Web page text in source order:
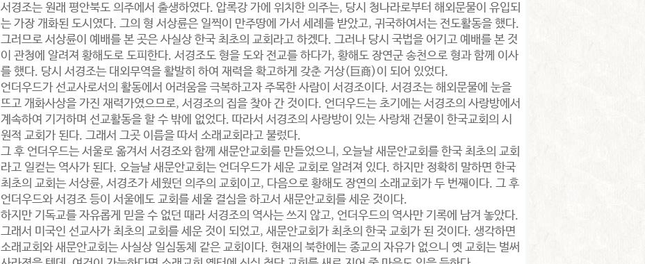
서경조는 원래 평안북도 의주에서 출생하였다. 압록강 가에 위치한 의주는, 당시 청나라로부터 해외문물이 유입되
는 가장 개화된 도시였다. 그의 형 서상륜은 일찍이 만주땅에 가서 세례를 받았고, 귀국하여서는 전도활동을 했다.
그러므로 서상륜이 예배를 본 곳은 사실상 한국 최초의 교회라고 하겠다. 그러나 당시 국법을 어기고 예배를 본 것
이 관청에 알려져 황해도로 도피한다. 서경조도 형을 도와 전교를 하다가, 황해도 장연군 송천으로 형과 함께 이사
를 했다. 당시 서경조는 대외무역을 활발히 하여 재력을 확고하게 갖춘 거상(巨商)이 되어 있었다.
언더우드가 선교사로서의 활동에서 어려움을 극복하고자 주목한 사람이 서경조이다. 서경조는 해외문물에 눈을
뜨고 개화사상을 가진 재력가였으므로, 서경조의 집을 찾아 간 것이다. 언더우드는 초기에는 서경조의 사랑방에서
계속하여 기거하며 선교활동을 할 수 밖에 없었다. 따라서 서경조의 사랑방이 있는 사랑채 건물이 한국교회의 시
원적 교회가 된다. 그래서 그곳 이름을 따서 소래교회라고 불렀다.
그 후 언더우드는 서울로 옮겨서 서경조와 함께 새문안교회를 만들었으니, 오늘날 새문안교회를 한국 최초의 교회
라고 일컫는 역사가 된다. 오늘날 새문안교회는 언더우드가 세운 교회로 알려져 있다. 하지만 정확히 말하면 한국
최초의 교회는 서상륜, 서경조가 세웠던 의주의 교회이고, 다음으로 황해도 장연의 소래교회가 두 번째이다. 그 후
언더우드와 서경조 등이 서울에도 교회를 세울 결심을 하고서 새문안교회를 세운 것이다.
하지만 기독교를 자유롭게 믿을 수 없던 때라 서경조의 역사는 쓰지 않고, 언더우드의 역사만 기록에 남겨 놓았다.
그래서 미국인 선교사가 최초의 교회를 세운 것이 되었고, 새문안교회가 최초의 한국 교회가 된 것이다. 생각하면
소래교회와 새문안교회는 사실상 일심동체 같은 교회이다. 현재의 북한에는 종교의 자유가 없으니 옛 교회는 벌써